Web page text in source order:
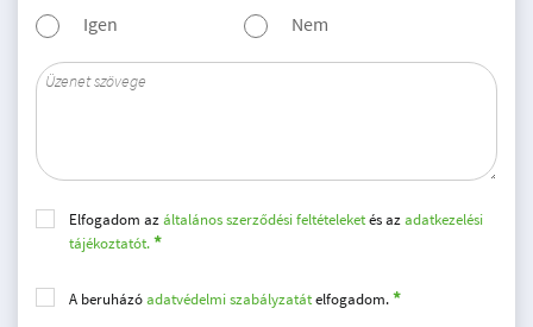
Igen Nem
Elfogadom azáltalános szerződési feltételeketés azadatkezelési
tájékoztatót.
A beruházóadatvédelmi szabályzatátelfogadom.